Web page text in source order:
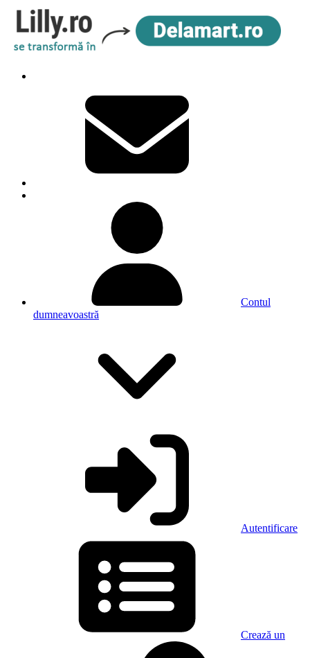
Contul
dumneavoastră
Autentificare
Crează un